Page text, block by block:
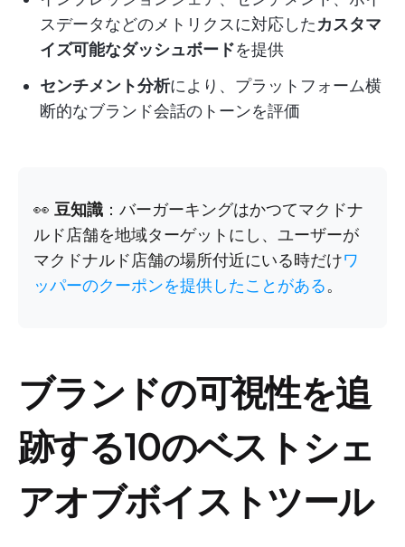
スデータなどのメトリクスに対応したカスタマ
イズ可能なダッシュボードを提供
センチメント分析により、プラットフォーム横
断的なブランド会話のトーンを評価
👀 豆知識 ：バーガーキングはかつてマクドナ
ルド店舗を地域ターゲットにし、ユーザーが
マクドナルド店舗の場所付近にいる時だけワ
ッパーのクーポンを提供したことがある。
ブランドの可視性を追
跡する10のベストシェ
アオブボイストツール